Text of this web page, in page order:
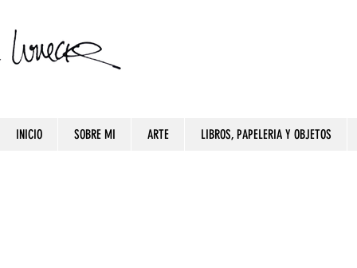
INICIO SOBRE MI ARTE LIBROS, PAPELERIA Y OBJETOS